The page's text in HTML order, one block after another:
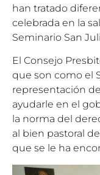
han tratado
celebrada en la
Seminario San
El Consejo
que son como el
representación
ayudarle en el
la norma del
al bien pastoral
que se le ha